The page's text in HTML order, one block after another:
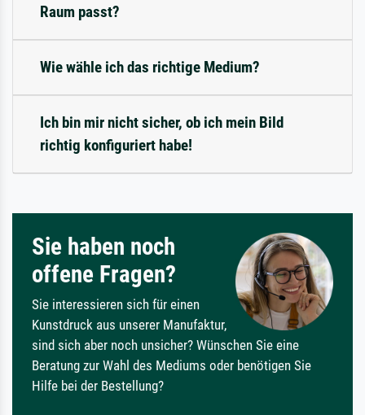
Raum passt?
Wie wähle ich das richtige Medium?
Ich bin mir nicht sicher, ob ich mein Bild
richtig konfiguriert habe!
Sie haben noch
offene Fragen?
Sie interessieren sich für einen
Kunstdruck aus unserer Manufaktur,
sind sich aber noch unsicher? Wünschen Sie eine
Beratung zur Wahl des Mediums oder benötigen Sie
Hilfe bei der Bestellung?